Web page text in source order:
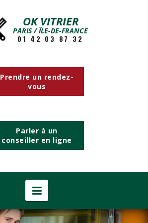
OK VITRIER
PARIS / ÎLE-DE-FRANCE
01 42 03 87 32
Prendre un rendez-
vous
Parler à un
conseiller en ligne
Navigation